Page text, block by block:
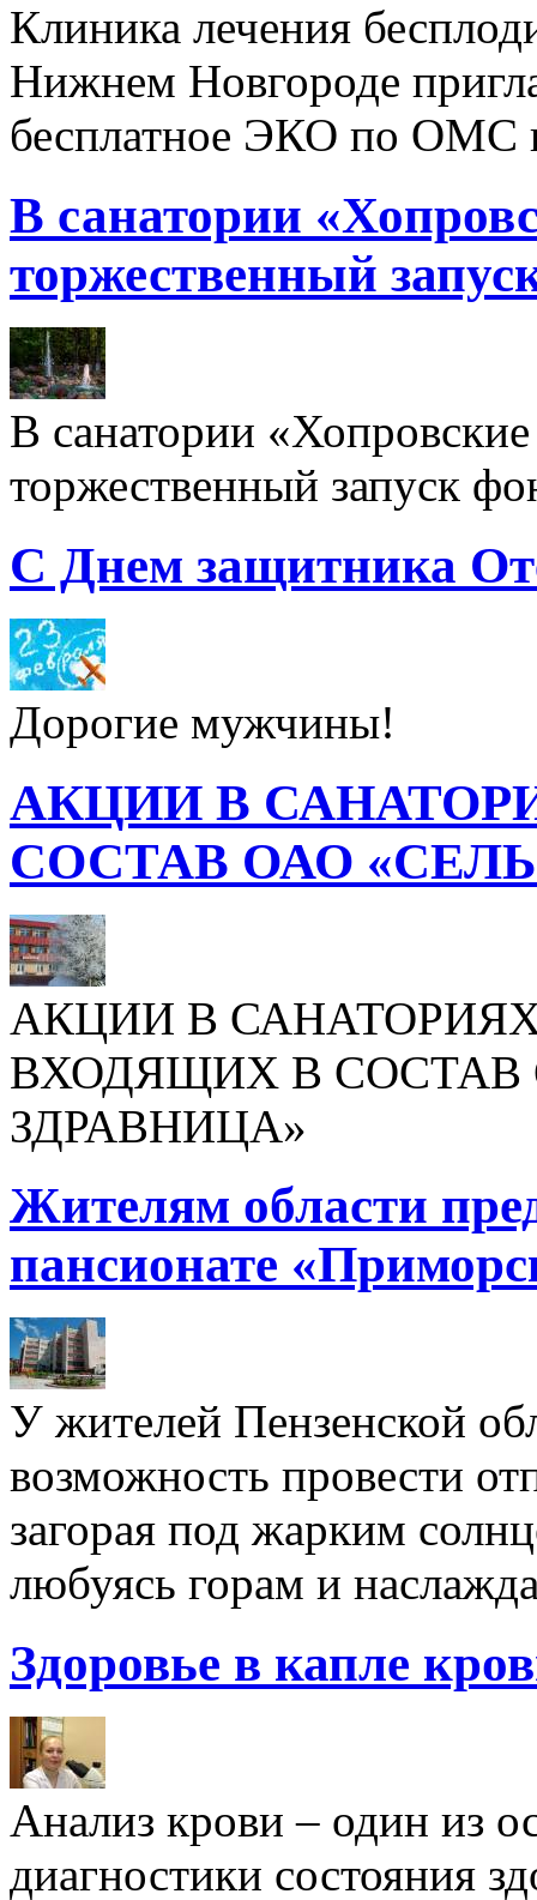
Клиника лечения
Нижнем Новгороде
бесплатное ЭКО по ОМС
В санатории
торжественный
В санатории «Хопровские
торжественный запуск
С Днем защитника
Дорогие мужчины!
АКЦИИ В
СОСТАВ ОАО
АКЦИИ В
ВХОДЯЩИХ В СОСТАВ
ЗДРАВНИЦА»
Жителям области
пансионате
У жителей Пензенской
возможность провести
загорая под жарким
любуясь горам и
Здоровье в капле
Анализ крови – один из
диагностики состояния